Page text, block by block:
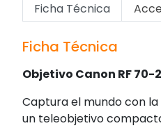
Ficha Técnica
Ficha Técnica
Objetivo Canon RF 70-
Captura el mundo con la
un teleobjetivo